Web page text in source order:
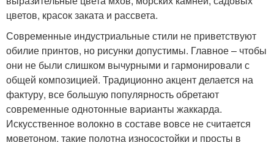
цветов, красок заката и рассвета.
Современные индустриальные стили не приветствуют
обилие принтов, но рисунки допустимы. Главное – чтобы
они не были слишком вычурными и гармонировали с
общей композицией. Традиционно акцент делается на
фактуру, все большую популярность обретают
современные однотонные варианты жаккарда.
Искусственное волокно в составе вовсе не считается
моветоном, такие полотна износостойки и просты в